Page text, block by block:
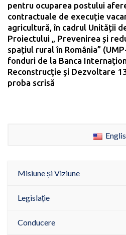
pentru ocuparea postului
contractuale de execuție
agricultură, în cadrul Unității
Proiectului „ Prevenirea și
spațiul rural în România”
fonduri de la Banca
Reconstrucţie şi Dezvoltare
proba scrisă
Misiune și Viziune
Legislație
Conducere